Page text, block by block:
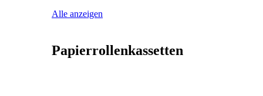
Alle anzeigen
Papierrollenkassetten